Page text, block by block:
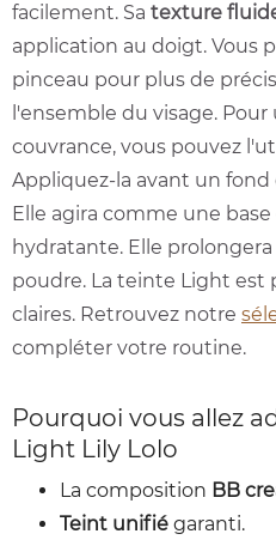
facilement. Sa texture
application au doigt. Vous
pinceau pour plus de
l'ensemble du visage.
couvrance, vous pouvez
Appliquez-la avant un
Elle agira comme une
hydratante. Elle
poudre. La teinte Light est
claires. Retrouvez notre
compléter votre routine.
Pourquoi vous allez
Light Lily Lolo
La composition BB
Teint unifié garanti.